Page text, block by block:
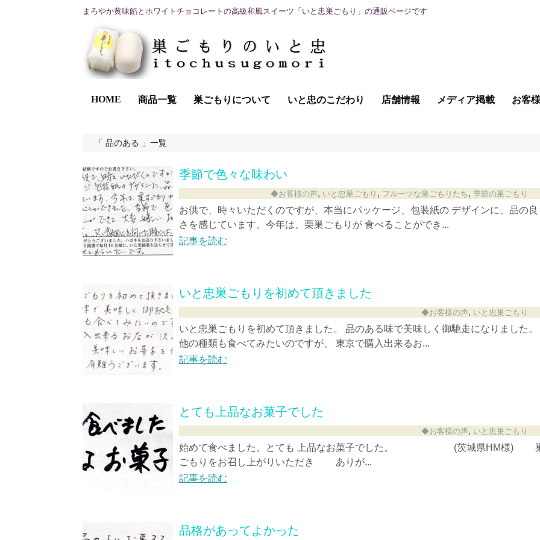
まろやか黄味餡とホワイトチョコレートの高級和風スイーツ「いと忠巣ごもり」の通販ページです
HOME 商品一覧 巣ごもりについて いと忠のこだわり 店舗情報 メディア掲載 お客
品のある 一覧
季節で色々な味わい
◆お客様の声, いと忠巣ごもり , フルーツな巣ごもりたち , 季節の巣ごもり
お供で、時々いただくのですが、本当にパッケージ、包装紙の デザインに、品の良
さを感じています。今年は、栗巣ごもりが 食べることができ...
記事を読む
いと忠巣ごもりを初めて頂きました
◆お客様の声, いと忠巣ごもり
いと忠巣ごもりを初めて頂きました。 品のある味で美味しく御馳走になりました。
他の種類も食べてみたいのですが、 東京で購入出来るお...
記事を読む
とても上品なお菓子でした
◆お客様の声, いと忠巣ごもり
始めて食べました。とても 上品なお菓子でした。 (茨城県HM様)
ごもりをお召し上がりいただき ありが...
記事を読む
品格があってよかった